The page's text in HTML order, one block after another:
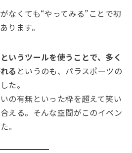
なくても“やってみる”ことで初
ります。
いうツールを使うことで、多く
る というのも、パラスポーツの
た。
の有無といった枠を超えて笑い
える。そんな空間がこのイベン
。